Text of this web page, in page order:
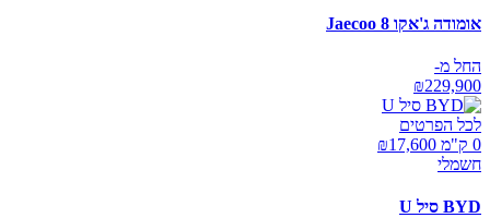
אומודה ג'אקו Jaecoo 8
החל מ-
₪229,900
לכל הפרטים
0 ק"מ ₪
17,600
חשמלי
BYD סיל U